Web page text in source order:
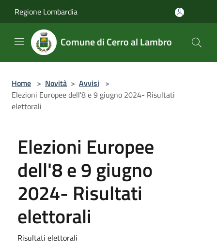
Regione Lombardia
Comune di Cerro al Lambro
Home > Novità > Avvisi >
Elezioni Europee dell'8 e 9 giugno 2024- Risultati
elettorali
Elezioni Europee
dell'8 e 9 giugno
2024- Risultati
elettorali
Risultati elettorali